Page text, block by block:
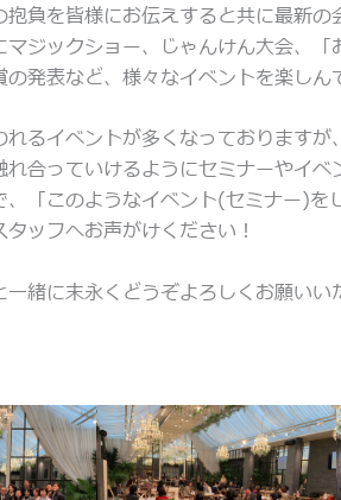
抱負を皆様にお伝えすると共に最新
マジックショー、じゃんけん大会、
発表など、様々なイベントを楽しん
るイベントが多くなっております
合っていけるようにセミナーやイ
、「このようなイベント(セミナー)を
ッフへお声がけください！
緒に末永くどうぞよろしくお願いい